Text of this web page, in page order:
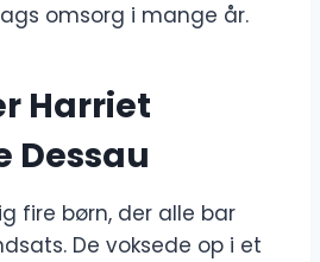
omsorg i mange år.
Harriet
Dessau
fire børn, der alle bar
De voksede op i et